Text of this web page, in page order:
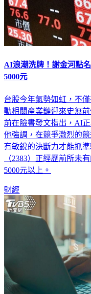
AI浪潮洗牌！謝金河點
台股今年氣勢如虹，不
動相關產業鏈迎來史無
前在臉書發文指出，AI
他強調，在競爭激烈的
有敏銳的決斷力才能抓
（2383）正經歷前所未
財經